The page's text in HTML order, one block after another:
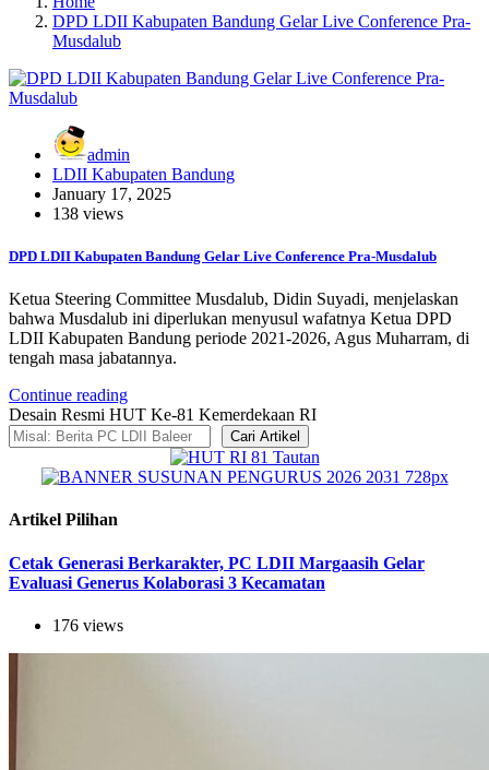
DPD LDII Kabupaten Bandung Gelar Live Conference Pra-
Musdalub
admin
LDII Kabupaten Bandung
January 17, 2025
138 views
DPD LDII Kabupaten Bandung Gelar Live Conference Pra-Musdalub
Ketua Steering Committee Musdalub, Didin Suyadi, menjelaskan
bahwa Musdalub ini diperlukan menyusul wafatnya Ketua DPD
LDII Kabupaten Bandung periode 2021-2026, Agus Muharram, di
tengah masa jabatannya.
Continue reading
Desain Resmi HUT Ke-81 Kemerdekaan RI
Cari Artikel
Artikel Pilihan
Cetak Generasi Berkarakter, PC LDII Margaasih Gelar
Evaluasi Generus Kolaborasi 3 Kecamatan
176 views